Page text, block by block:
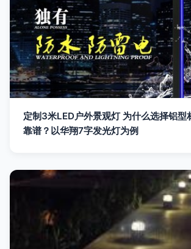
定制3米LED户外景观灯 为什么选择铝型
靠谱？以华翔7字发光灯为例